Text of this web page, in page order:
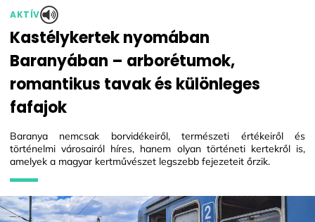
AKTÍV
Kastélykertek nyomában
Baranyában – arborétumok,
romantikus tavak és különleges
fafajok
Baranya nemcsak borvidékeiről, természeti értékeiről és
történelmi városairól híres, hanem olyan történeti kertekről is,
amelyek a magyar kertművészet legszebb fejezeteit őrzik.